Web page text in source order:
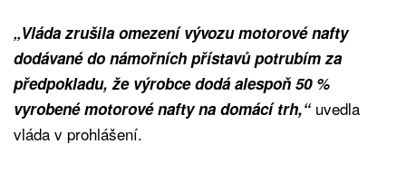
„Vláda zrušila omezení vývozu motorové nafty
dodávané do námořních přístavů potrubím za
předpokladu, že výrobce dodá alespoň 50 %
vyrobené motorové nafty na domácí trh,“uvedla
vláda v prohlášení.